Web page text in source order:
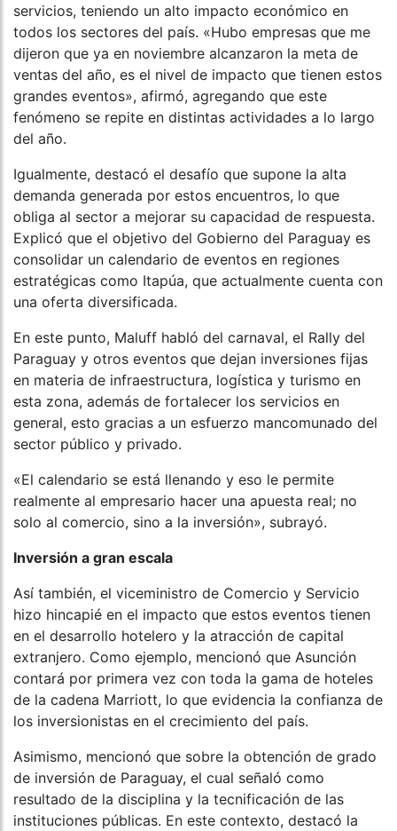
servicios, teniendo un alto impacto económico en
todos los sectores del país. «Hubo empresas que me
dijeron que ya en noviembre alcanzaron la meta de
ventas del año, es el nivel de impacto que tienen estos
grandes eventos», afirmó, agregando que este
fenómeno se repite en distintas actividades a lo largo
del año.
Igualmente, destacó el desafío que supone la alta
demanda generada por estos encuentros, lo que
obliga al sector a mejorar su capacidad de respuesta.
Explicó que el objetivo del Gobierno del Paraguay es
consolidar un calendario de eventos en regiones
estratégicas como Itapúa, que actualmente cuenta con
una oferta diversificada.
En este punto, Maluff habló del carnaval, el Rally del
Paraguay y otros eventos que dejan inversiones fijas
en materia de infraestructura, logística y turismo en
esta zona, además de fortalecer los servicios en
general, esto gracias a un esfuerzo mancomunado del
sector público y privado.
«El calendario se está llenando y eso le permite
realmente al empresario hacer una apuesta real; no
solo al comercio, sino a la inversión», subrayó.
Inversión a gran escala
Así también, el viceministro de Comercio y Servicio
hizo hincapié en el impacto que estos eventos tienen
en el desarrollo hotelero y la atracción de capital
extranjero. Como ejemplo, mencionó que Asunción
contará por primera vez con toda la gama de hoteles
de la cadena Marriott, lo que evidencia la confianza de
los inversionistas en el crecimiento del país.
Asimismo, mencionó que sobre la obtención de grado
de inversión de Paraguay, el cual señaló como
resultado de la disciplina y la tecnificación de las
instituciones públicas. En este contexto, destacó la